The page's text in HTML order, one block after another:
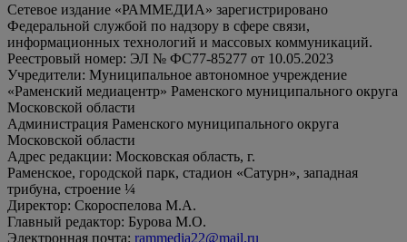
Сетевое издание «РАММЕДИА» зарегистрировано
Федеральной службой по надзору в сфере связи,
информационных технологий и массовых коммуникаций.
Реестровый номер: ЭЛ № ФС77-85277 от 10.05.2023
Учредители: Муниципальное автономное учреждение
«Раменский медиацентр» Раменского муниципального округа
Московской области
Администрация Раменского муниципального округа
Московской области
Адрес редакции: Московская область, г.
Раменское, городской парк, стадион «Сатурн», западная
трибуна, строение ¼
Директор: Скороспелова М.А.
Главный редактор: Бурова М.О.
Электронная почта: rammedia22@mail.ru